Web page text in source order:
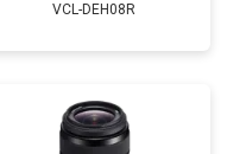
VCL-DEH08R